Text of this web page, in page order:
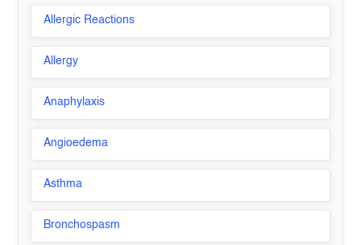
Allergic Reactions
Allergy
Anaphylaxis
Angioedema
Asthma
Bronchospasm